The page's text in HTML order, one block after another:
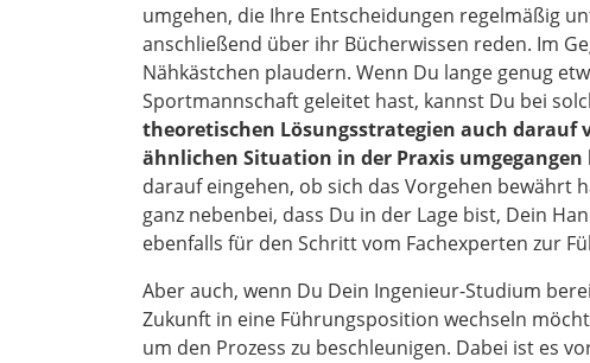
umgehen, die Ihre Entscheidungen regelmäßig
anschließend über ihr Bücherwissen reden. Im
Nähkästchen plaudern. Wenn Du lange genug
Sportmannschaft geleitet hast, kannst Du bei
theoretischen Lösungsstrategien auch darauf
ähnlichen Situation in der Praxis umgegangen
darauf eingehen, ob sich das Vorgehen bewährt
ganz nebenbei, dass Du in der Lage bist, Dein
ebenfalls für den Schritt vom Fachexperten zur
Aber auch, wenn Du Dein Ingenieur-Studium
Zukunft in eine Führungsposition wechseln
um den Prozess zu beschleunigen. Dabei ist es